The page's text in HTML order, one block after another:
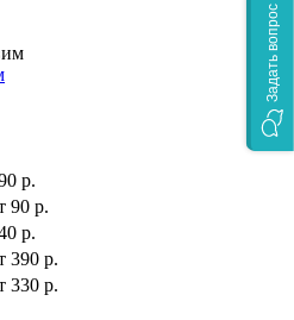
р.
90 р.
р.
390 р.
330 р.
Задать вопрос